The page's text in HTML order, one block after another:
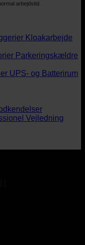
arbejdstid.
Kloakarbejde
Parkeringskældre
UPS- og Batterirum
Vejledning